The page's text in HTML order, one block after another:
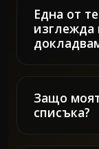
Една от
изглежда
Защо
списъка?